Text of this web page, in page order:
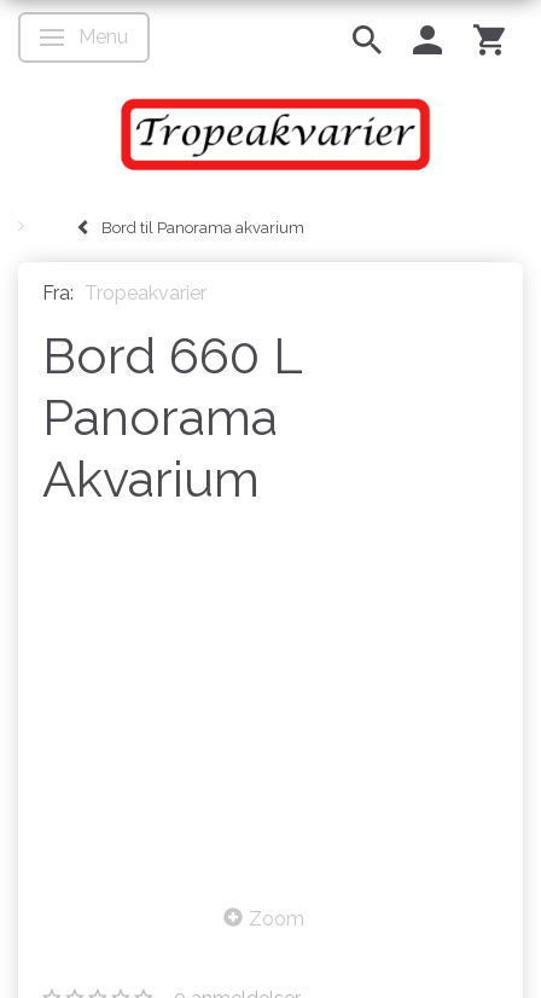
Skifte navigation
Menu
Bord til Panorama akvarium
Fra: Tropeakvarier
Bord 660 L
Panorama
Akvarium
Zoom